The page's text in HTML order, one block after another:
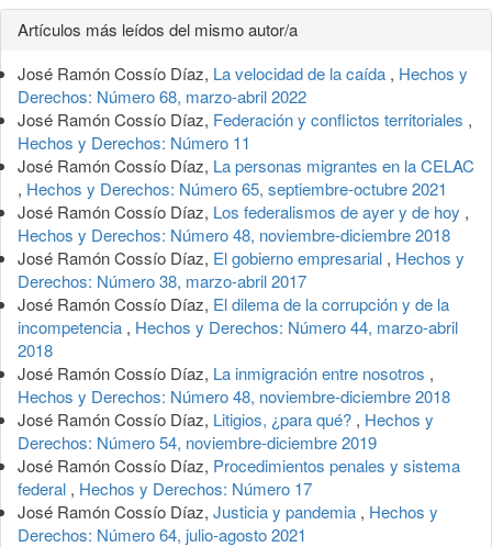
Detalles
del
artículo
Artículos más leídos del mismo autor/a
José Ramón Cossío Díaz, La velocidad de la caída , Hechos y
Derechos: Número 68, marzo-abril 2022
José Ramón Cossío Díaz, Federación y conflictos territoriales ,
Hechos y Derechos: Número 11
José Ramón Cossío Díaz, La personas migrantes en la CELAC
, Hechos y Derechos: Número 65, septiembre-octubre 2021
José Ramón Cossío Díaz, Los federalismos de ayer y de hoy ,
Hechos y Derechos: Número 48, noviembre-diciembre 2018
José Ramón Cossío Díaz, El gobierno empresarial , Hechos y
Derechos: Número 38, marzo-abril 2017
José Ramón Cossío Díaz, El dilema de la corrupción y de la
incompetencia , Hechos y Derechos: Número 44, marzo-abril
2018
José Ramón Cossío Díaz, La inmigración entre nosotros ,
Hechos y Derechos: Número 48, noviembre-diciembre 2018
José Ramón Cossío Díaz, Litigios, ¿para qué? , Hechos y
Derechos: Número 54, noviembre-diciembre 2019
José Ramón Cossío Díaz, Procedimientos penales y sistema
federal , Hechos y Derechos: Número 17
José Ramón Cossío Díaz, Justicia y pandemia , Hechos y
Derechos: Número 64, julio-agosto 2021